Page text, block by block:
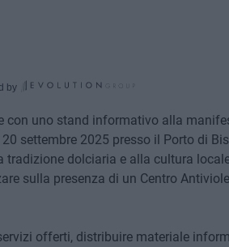
by
con uno stand informativo alla
settembre 2025 presso il Porto di
dolciaria e alla cultura
sulla presenza di un Centro
offerti, distribuire materiale